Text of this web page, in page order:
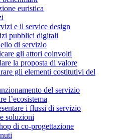
euristica
e il service design
pubblici digitali
di servizio
gli attori coinvolti
la proposta di valore
gli elementi costitutivi del
del servizio
l’ecosistema
i flussi di servizio
soluzioni
di co-progettazione